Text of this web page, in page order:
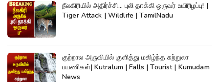
நீலகிரியில் அதிர்ச்சி... புலி தாக்கி ஒருவர் உயிரிழப்பு! |
Tiger Attack | Wildlife | TamilNadu
குற்றால அருவியில் குளித்து மகிழ்ந்த சுற்றுலா
பயணிகள்| Kutralum | Falls | Tourist | Kumudam
News